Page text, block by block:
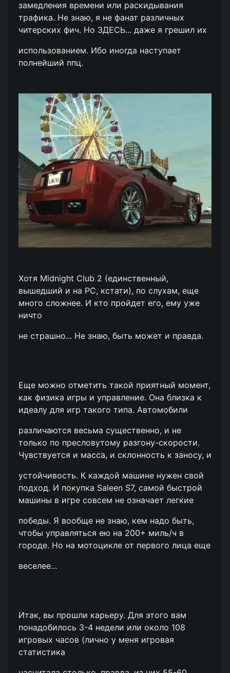
замедления времени или раскидывания
трафика. Не знаю, я не фанат различных
читерских фич. Но ЗДЕСЬ... даже я грешил их
использованием. Ибо иногда наступает
полнейший ппц.
Хотя Midnight Club 2 (единственный,
вышедший и на РС, кстати), по слухам, еще
много сложнее. И кто пройдет его, ему уже
ничто
не страшно... Не знаю, быть может и правда.
Еще можно отметить такой приятный момент,
как физика игры и управление. Она близка к
идеалу для игр такого типа. Автомобили
различаются весьма существенно, и не
только по пресловутому разгону-скорости.
Чувствуется и масса, и склонность к заносу, и
устойчивость. К каждой машине нужен свой
подход. И покупка Saleen S7, самой быстрой
машины в игре совсем не означает легкие
победы. Я вообще не знаю, кем надо быть,
чтобы управляться ею на 200+ миль/ч в
городе. Но на мотоцикле от первого лица еще
веселее...
Итак, вы прошли карьеру. Для этого вам
понадобилось 3-4 недели или около 108
игровых часов (лично у меня игровая
статистика